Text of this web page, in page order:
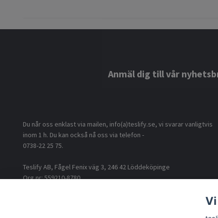
Anmäl dig till vår
Du når oss enklast via mailen, info(a)teslify.se, vi svarar vanligtvis
inom 1 h. Du kan också nå oss via telefon -
0738-22 25 75.
Teslify AB, Fågel Fenix väg 3, 246 42 Löddeköpinge
Org nr: 559210-8780